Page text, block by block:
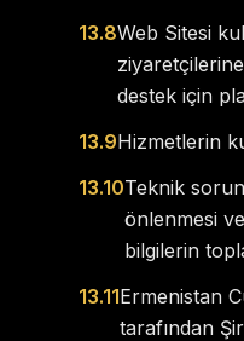
13.8Web Sitesi
destek için
13.9Hizmetlerin
13.10Teknik
önlenmesi
bilgilerin
13.11Ermenistan
tarafından